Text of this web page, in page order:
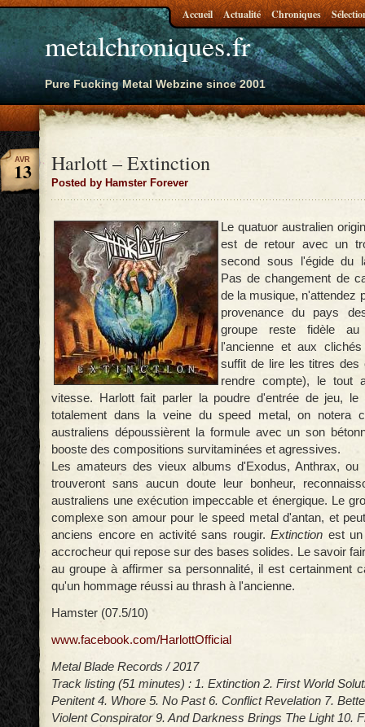
metalchroniques.fr
Pure Fucking Metal Webzine since 2001
Accueil Actualité Chroniques
Harlott – Extinction
Posted by Hamster Forever
AVR
13
Le quatuor australien
est de retour avec un
second sous l'égide du
Pas de changement de
de la musique, n'attendez
provenance du pays
groupe reste fidèle
l'ancienne et aux
suffit de lire les titres des
rendre compte), le tout
vitesse. Harlott fait parler la poudre d'entrée de jeu, le
totalement dans la veine du speed metal, on notera
australiens dépoussièrent la formule avec un son
booste des compositions survitaminées et agressives.
Les amateurs des vieux albums d'Exodus, Anthrax, ou
trouveront sans aucun doute leur bonheur,
australiens une exécution impeccable et énergique. Le
complexe son amour pour le speed metal d'antan, et
anciens encore en activité sans rougir.Extinction est
accrocheur qui repose sur des bases solides. Le savoir
au groupe à affirmer sa personnalité, il est certainment
qu'un hommage réussi au thrash à l'ancienne.
Hamster (07.5/10)
www.facebook.com/HarlottOfficial
Metal Blade Records / 2017
Track listing (51 minutes) : 1. Extinction 2. First World
Penitent 4. Whore 5. No Past 6. Conflict Revelation 7.
Violent Conspirator 9. And Darkness Brings The Light 10.